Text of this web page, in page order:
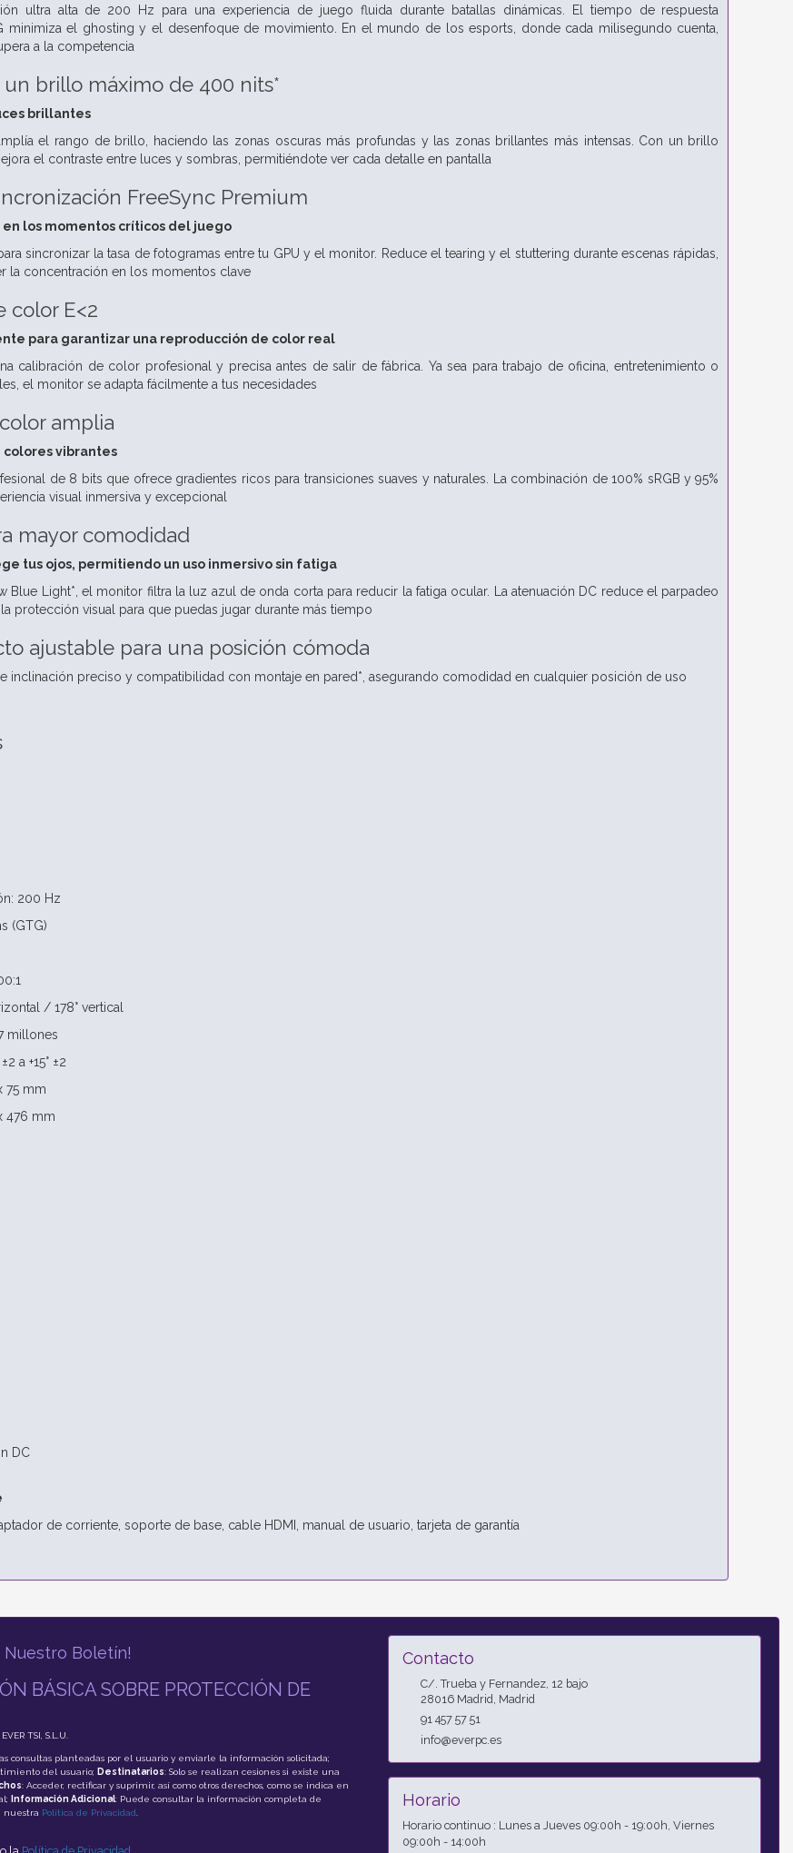
ultra alta de 200 Hz para una experiencia de juego fluida durante batallas dinámicas. El tiempo de respuesta
minimiza el ghosting y el desenfoque de movimiento. En el mundo de los esports, donde cada milisegundo cuenta,
a la competencia
brillo máximo de 400 nits*
brillantes
el rango de brillo, haciendo las zonas oscuras más profundas y las zonas brillantes más intensas. Con un brillo
el contraste entre luces y sombras, permitiéndote ver cada detalle en pantalla
FreeSync Premium
los momentos críticos del juego
sincronizar la tasa de fotogramas entre tu GPU y el monitor. Reduce el tearing y el stuttering durante escenas rápidas,
la concentración en los momentos clave
color E<2
para garantizar una reproducción de color real
calibración de color profesional y precisa antes de salir de fábrica. Ya sea para trabajo de oficina, entretenimiento o
el monitor se adapta fácilmente a tus necesidades
amplia
colores vibrantes
de 8 bits que ofrece gradientes ricos para transiciones suaves y naturales. La combinación de 100% sRGB y 95%
visual inmersiva y excepcional
mayor comodidad
tus ojos, permitiendo un uso inmersivo sin fatiga
Blue Light*, el monitor filtra la luz azul de onda corta para reducir la fatiga ocular. La atenuación DC reduce el parpadeo
protección visual para que puedas jugar durante más tiempo
ajustable para una posición cómoda
inclinación preciso y compatibilidad con montaje en pared*, asegurando comodidad en cualquier posición de uso
200 Hz
(GTG)
/ 178° vertical
millones
a +15° ±2
75 mm
476 mm
DC
de corriente, soporte de base, cable HDMI, manual de usuario, tarjeta de garantía
Nuestro Boletín!
BÁSICA SOBRE PROTECCIÓN DE
TSI, S.L.U.
consultas planteadas por el usuario y enviarle la información solicitada;
del usuario; Destinatarios: Solo se realizan cesiones si existe una
: Acceder, rectificar y suprimir, así como otros derechos, como se indica en
Información Adicional: Puede consultar la información completa de
nuestra Política de Privacidad.
Contacto
C/. Trueba y Fernandez, 12 bajo
28016 Madrid, Madrid
91 457 57 51
info@everpc.es
Horario
Horario continuo : Lunes a Jueves 09:00h - 19:00h, Viernes
09:00h - 14:00h